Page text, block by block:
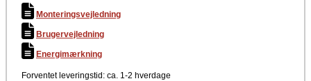
Monteringsvejledning
Brugervejledning
Energimærkning
Forventet leveringstid: ca. 1-2 hverdage